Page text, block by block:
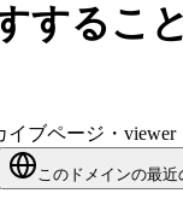
するこ
イブページ・
このドメインの最近